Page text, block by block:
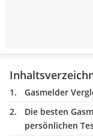
Gasmelder
Die besten
persönlichen